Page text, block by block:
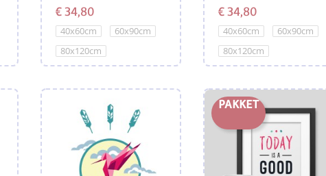
€ 34,80
40x60cm
60x90cm
80x120cm
€ 34,80Prijs
40x60cm
60x90cm
80x120cm
PAKKET